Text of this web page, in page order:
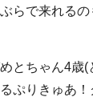
らで来れるの
とちゃん4歳(
ぷりきゅあ